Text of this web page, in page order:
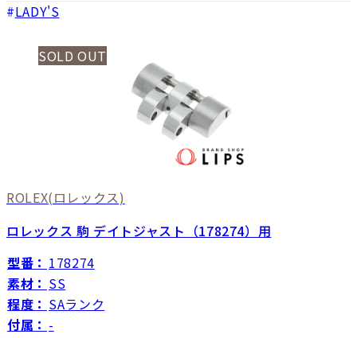
LADY'S
SOLD OUT
ROLEX(ロレックス)
ロレックス 駒 デイトジャスト（178274）用
型番： 178274
素材： SS
程度： SAランク
付属： -